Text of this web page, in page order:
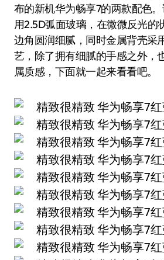
布的新机华为畅享7的两款配色
用2.5D弧面玻璃，在微微反光的
边角圆润细腻，同时金属背壳采
艺，除了拥有细腻的手感之外，
属质感，下面就一起来看看吧。